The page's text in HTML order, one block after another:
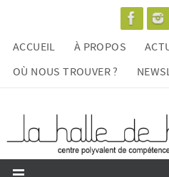
contenu
ACCUEIL À PROPOS
OÙ NOUS TROUVER ?